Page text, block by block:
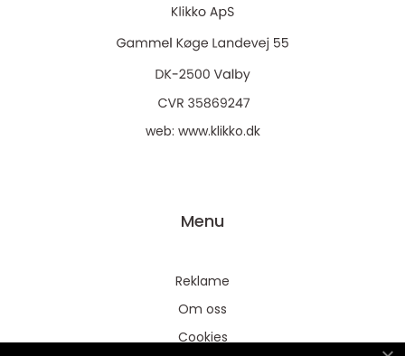
web: www.klikko.dk
Menu
Reklame
Om oss
Cookies